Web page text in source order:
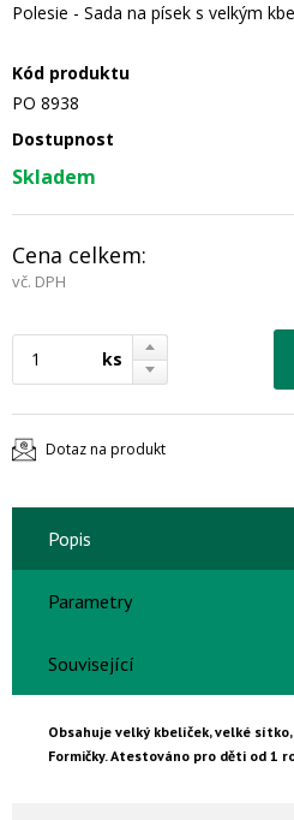
Polesie - Sada na písek s velkým
Kód produktu
PO 8938
Dostupnost
Skladem
Cena celkem:
vč. DPH
ks
Dotaz na produkt
Popis
Parametry
Související
Obsahuje velký kbelíček, velké
Formičky. Atestováno pro děti od 1